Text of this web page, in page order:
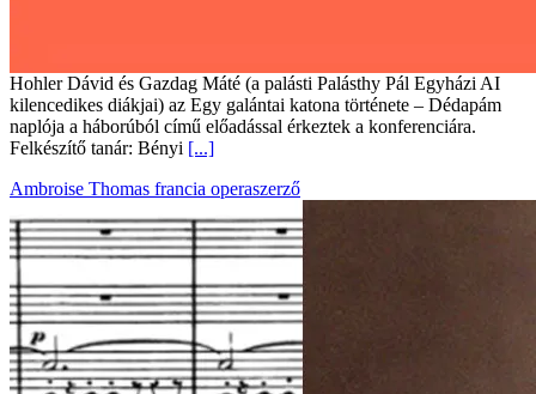
Hohler Dávid és Gazdag Máté (a palásti Palásthy Pál Egyházi AI
kilencedikes diákjai) az Egy galántai katona története – Dédapám
naplója a háborúból című előadással érkeztek a konferenciára.
Felkészítő tanár: Bényi [...]
Ambroise Thomas francia operaszerző